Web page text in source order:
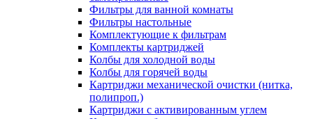
Фильтры для ванной комнаты
Фильтры настольные
Комплектующие к фильтрам
Комплекты картриджей
Колбы для холодной воды
Колбы для горячей воды
Картриджи механической очистки (нитка,
полипроп.)
Картриджи с активированным углем